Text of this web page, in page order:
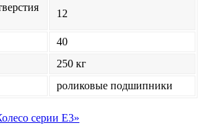
12
40
250 кг
роликовые подшипники
серии E3»